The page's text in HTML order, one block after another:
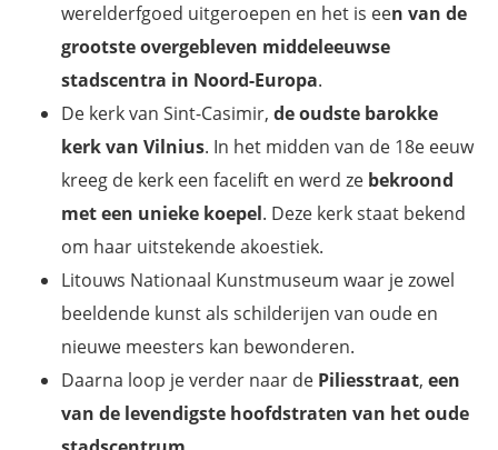
werelderfgoed uitgeroepen en het is een van de
grootste overgebleven middeleeuwse
stadscentra in Noord-Europa.
De kerk van Sint-Casimir, de oudste barokke
kerk van Vilnius. In het midden van de 18e eeuw
kreeg de kerk een facelift en werd ze bekroond
met een unieke koepel. Deze kerk staat bekend
om haar uitstekende akoestiek.
Litouws Nationaal Kunstmuseum waar je zowel
beeldende kunst als schilderijen van oude en
nieuwe meesters kan bewonderen.
Daarna loop je verder naar de Piliesstraat, een
van de levendigste hoofdstraten van het oude